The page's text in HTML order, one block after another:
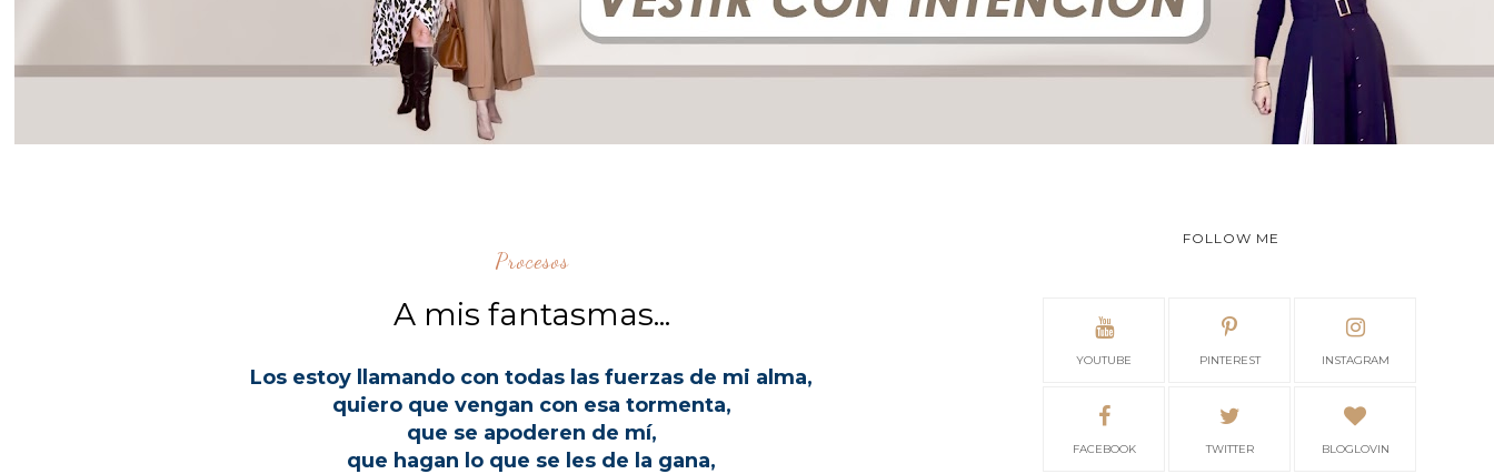
Procesos
A mis fantasmas...
Los estoy llamando con todas las fuerzas de mi alma,
quiero que vengan con esa tormenta,
que se apoderen de mí,
que hagan lo que se les de la gana,
FOLLOW ME
YOUTUBE PINTEREST INSTAGRAM
FACEBOOK TWITTER BLOGLOVIN